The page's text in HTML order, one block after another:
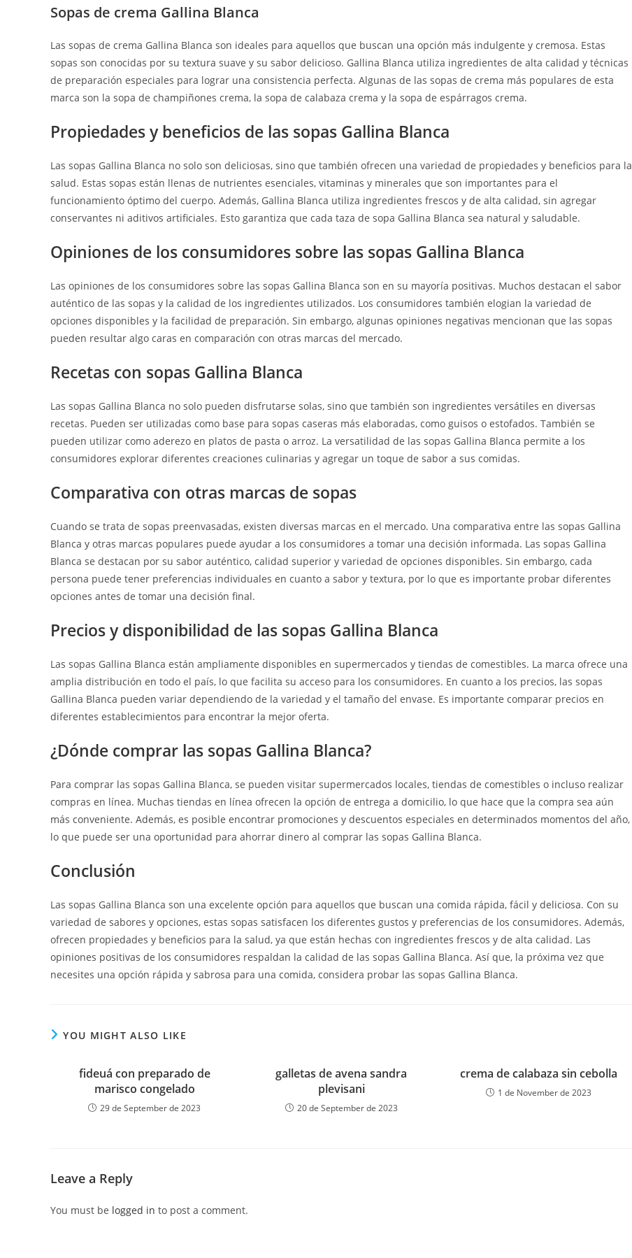
Sopas de crema Gallina Blanca
Las sopas de crema Gallina Blanca son ideales para aquellos que buscan una opción más indulgente y cremosa. Estas
sopas son conocidas por su textura suave y su sabor delicioso. Gallina Blanca utiliza ingredientes de alta calidad y técnicas
de preparación especiales para lograr una consistencia perfecta. Algunas de las sopas de crema más populares de esta
marca son la sopa de champiñones crema, la sopa de calabaza crema y la sopa de espárragos crema.
Propiedades y beneficios de las sopas Gallina Blanca
Las sopas Gallina Blanca no solo son deliciosas, sino que también ofrecen una variedad de propiedades y beneficios para la
salud. Estas sopas están llenas de nutrientes esenciales, vitaminas y minerales que son importantes para el
funcionamiento óptimo del cuerpo. Además, Gallina Blanca utiliza ingredientes frescos y de alta calidad, sin agregar
conservantes ni aditivos artificiales. Esto garantiza que cada taza de sopa Gallina Blanca sea natural y saludable.
Opiniones de los consumidores sobre las sopas Gallina Blanca
Las opiniones de los consumidores sobre las sopas Gallina Blanca son en su mayoría positivas. Muchos destacan el sabor
auténtico de las sopas y la calidad de los ingredientes utilizados. Los consumidores también elogian la variedad de
opciones disponibles y la facilidad de preparación. Sin embargo, algunas opiniones negativas mencionan que las sopas
pueden resultar algo caras en comparación con otras marcas del mercado.
Recetas con sopas Gallina Blanca
Las sopas Gallina Blanca no solo pueden disfrutarse solas, sino que también son ingredientes versátiles en diversas
recetas. Pueden ser utilizadas como base para sopas caseras más elaboradas, como guisos o estofados. También se
pueden utilizar como aderezo en platos de pasta o arroz. La versatilidad de las sopas Gallina Blanca permite a los
consumidores explorar diferentes creaciones culinarias y agregar un toque de sabor a sus comidas.
Comparativa con otras marcas de sopas
Cuando se trata de sopas preenvasadas, existen diversas marcas en el mercado. Una comparativa entre las sopas Gallina
Blanca y otras marcas populares puede ayudar a los consumidores a tomar una decisión informada. Las sopas Gallina
Blanca se destacan por su sabor auténtico, calidad superior y variedad de opciones disponibles. Sin embargo, cada
persona puede tener preferencias individuales en cuanto a sabor y textura, por lo que es importante probar diferentes
opciones antes de tomar una decisión final.
Precios y disponibilidad de las sopas Gallina Blanca
Las sopas Gallina Blanca están ampliamente disponibles en supermercados y tiendas de comestibles. La marca ofrece una
amplia distribución en todo el país, lo que facilita su acceso para los consumidores. En cuanto a los precios, las sopas
Gallina Blanca pueden variar dependiendo de la variedad y el tamaño del envase. Es importante comparar precios en
diferentes establecimientos para encontrar la mejor oferta.
¿Dónde comprar las sopas Gallina Blanca?
Para comprar las sopas Gallina Blanca, se pueden visitar supermercados locales, tiendas de comestibles o incluso realizar
compras en línea. Muchas tiendas en línea ofrecen la opción de entrega a domicilio, lo que hace que la compra sea aún
más conveniente. Además, es posible encontrar promociones y descuentos especiales en determinados momentos del año,
lo que puede ser una oportunidad para ahorrar dinero al comprar las sopas Gallina Blanca.
Conclusión
Las sopas Gallina Blanca son una excelente opción para aquellos que buscan una comida rápida, fácil y deliciosa. Con su
variedad de sabores y opciones, estas sopas satisfacen los diferentes gustos y preferencias de los consumidores. Además,
ofrecen propiedades y beneficios para la salud, ya que están hechas con ingredientes frescos y de alta calidad. Las
opiniones positivas de los consumidores respaldan la calidad de las sopas Gallina Blanca. Así que, la próxima vez que
necesites una opción rápida y sabrosa para una comida, considera probar las sopas Gallina Blanca.
YOU MIGHT ALSO LIKE
fideuá con preparado de
marisco congelado
29 de September de 2023
galletas de avena sandra
plevisani
20 de September de 2023
crema de calabaza sin cebolla
1 de November de 2023
Leave a Reply
You must be logged in to post a comment.